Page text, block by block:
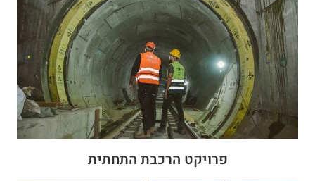
פרויקט הרכבת התחתית